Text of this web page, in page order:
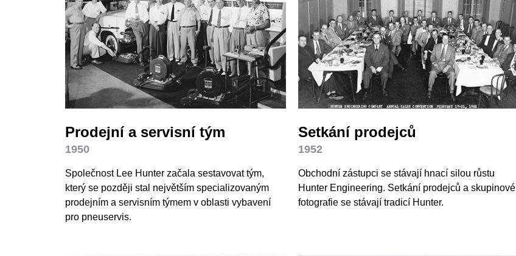
Prodejní a servisní tým
1950
Společnost Lee Hunter začala sestavovat tým,
který se později stal největším specializovaným
prodejním a servisním týmem v oblasti vybavení
pro pneuservis.
Setkání prodejců
1952
Obchodní zástupci se stávají hnací silou růstu
Hunter Engineering. Setkání prodejců a skupinové
fotografie se stávají tradicí Hunter.